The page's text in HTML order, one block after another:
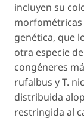
incluyen su
morfométricas
genética, que
otra especie
congéneres
rufalbus yT.
distribuida
restringida al